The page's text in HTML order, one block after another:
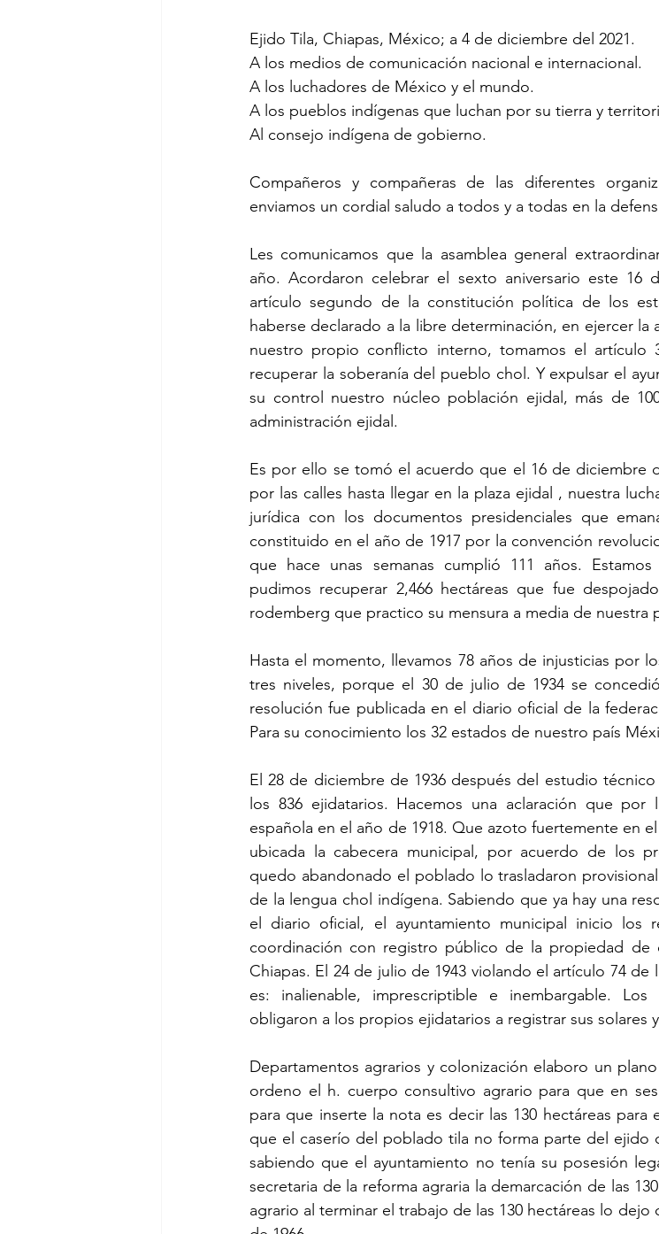
Ejido Tila, Chiapas, México; a 4 de diciembre del 2021.
A los medios de comunicación nacional e internacional.
A los luchadores de México y el mundo.
A los pueblos indígenas que luchan por su tierra y
Al consejo indígena de gobierno.
Compañeros y compañeras de las diferentes
enviamos un cordial saludo a todos y a todas en la
Les comunicamos que la asamblea general
año. Acordaron celebrar el sexto aniversario este 16
artículo segundo de la constitución política de los
haberse declarado a la libre determinación, en ejercer la
nuestro propio conflicto interno, tomamos el artículo
recuperar la soberanía del pueblo chol. Y expulsar el
su control nuestro núcleo población ejidal, más de
administración ejidal.
Es por ello se tomó el acuerdo que el 16 de diciembre
por las calles hasta llegar en la plaza ejidal , nuestra
jurídica con los documentos presidenciales que
constituido en el año de 1917 por la convención
que hace unas semanas cumplió 111 años.
pudimos recuperar 2,466 hectáreas que fue
rodemberg que practico su mensura a media de nuestra
Hasta el momento, llevamos 78 años de injusticias por
tres niveles, porque el 30 de julio de 1934 se
resolución fue publicada en el diario oficial de la
Para su conocimiento los 32 estados de nuestro país
El 28 de diciembre de 1936 después del estudio
los 836 ejidatarios. Hacemos una aclaración que
española en el año de 1918. Que azoto fuertemente en
ubicada la cabecera municipal, por acuerdo de los
quedo abandonado el poblado lo trasladaron
de la lengua chol indígena. Sabiendo que ya hay una
el diario oficial, el ayuntamiento municipal inicio los
coordinación con registro público de la propiedad de
Chiapas. El 24 de julio de 1943 violando el artículo 74 de
es: inalienable, imprescriptible e inembargable. Los
obligaron a los propios ejidatarios a registrar sus solares y
Departamentos agrarios y colonización elaboro un
ordeno el h. cuerpo consultivo agrario para que en
para que inserte la nota es decir las 130 hectáreas para
que el caserío del poblado tila no forma parte del ejido
sabiendo que el ayuntamiento no tenía su posesión
secretaria de la reforma agraria la demarcación de las
agrario al terminar el trabajo de las 130 hectáreas lo